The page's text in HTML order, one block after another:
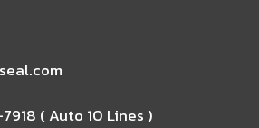
( Auto 10 Lines )​